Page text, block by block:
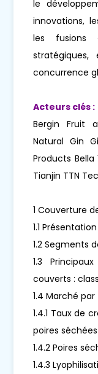
le
innovations,
les fusions
concurrence
Acteurs clés :
Bergin Fruit
Natural Gin
Products
Tianjin TTN
1 Couverture
1.1
1.2 Segments
1.3
couverts :
1.4 Marché
1.4.1 Taux de
poires
1.4.2 Poires
1.4.3